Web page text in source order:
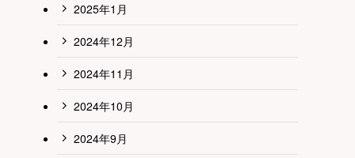
2025年1月
2024年12月
2024年11月
2024年10月
2024年9月